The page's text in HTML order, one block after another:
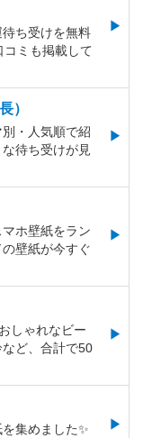
ち受けを無料
コミも掲載して
）
・人気順で紹
待ち受けが見
ホ壁紙をラン
壁紙が今すぐ
しゃれなビー
ど、合計で50
集めました✨